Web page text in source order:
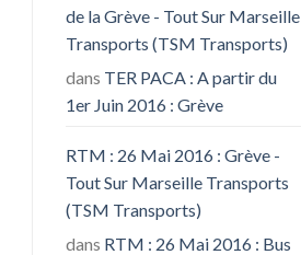
de la Grève - Tout Sur Marseille
Transports (TSM Transports)
dans TER PACA : A partir du
1er Juin 2016 : Grève
RTM : 26 Mai 2016 : Grève -
Tout Sur Marseille Transports
(TSM Transports)
dans RTM : 26 Mai 2016 : Bus